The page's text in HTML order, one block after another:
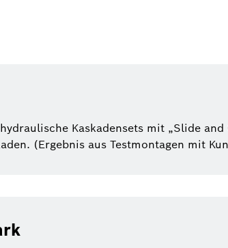
Kaskadensets mit „Slide
(Ergebnis aus Testmontagen mit